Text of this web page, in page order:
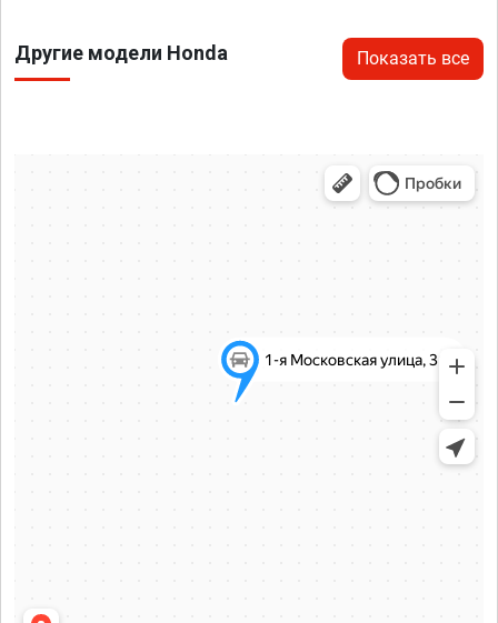
Другие модели Honda Показать все